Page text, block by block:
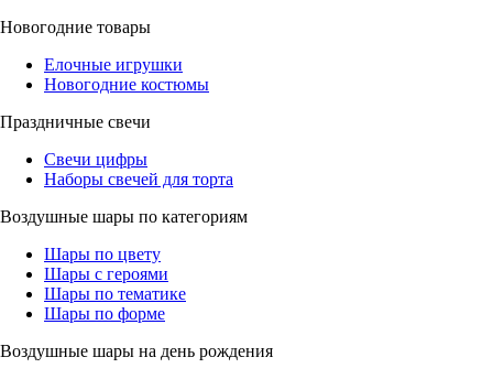
Новогодние товары
Елочные игрушки
Новогодние костюмы
Праздничные свечи
Свечи цифры
Наборы свечей для торта
Воздушные шары по категориям
Шары по цвету
Шары с героями
Шары по тематике
Шары по форме
Воздушные шары на день рождения